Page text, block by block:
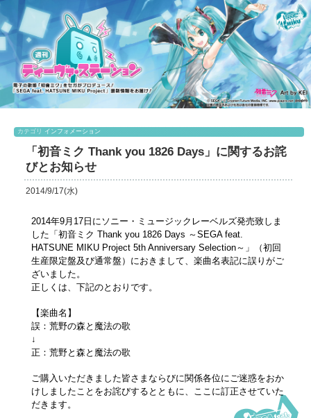
カテゴリ インフォメーション
「初音ミク Thank you 1826 Days」に関するお詫
びとお知らせ
2014/9/17(水)
2014年9月17日にソニー・ミュージックレーベルズ発売致しま
した「初音ミク Thank you 1826 Days ～SEGA feat.
HATSUNE MIKU Project 5th Anniversary Selection～」（初回
生産限定盤及び通常盤）におきまして、楽曲名表記に誤りがご
ざいました。
正しくは、下記のとおりです。
【楽曲名】
誤：荒野の森と魔法の歌
↓
正：荒野と森と魔法の歌
ご購入いただきました皆さまならびに関係各位にご迷惑をおか
けしましたことをお詫びするとともに、ここに訂正させていた
だきます。